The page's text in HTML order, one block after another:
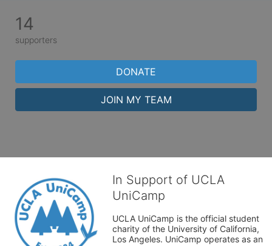
14
supporters
DONATE
JOIN MY TEAM
In Support of UCLA
UniCamp
UCLA UniCamp is the official student
charity of the University of California,
Los Angeles. UniCamp operates as an